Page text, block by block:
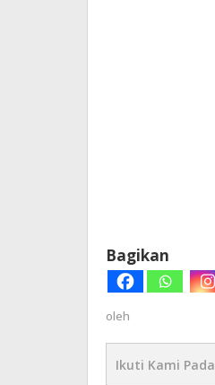
Bagikan
oleh
Ikuti Kami Pada